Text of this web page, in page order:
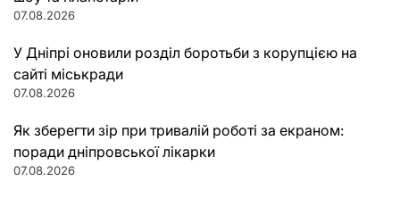
07.08.2026
У Дніпрі оновили розділ боротьби з корупцією на
сайті міськради
07.08.2026
Як зберегти зір при тривалій роботі за екраном:
поради дніпровської лікарки
07.08.2026